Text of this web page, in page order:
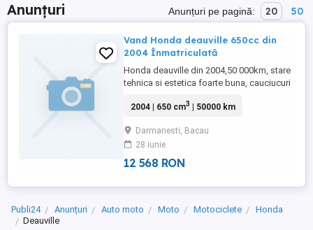
Anunțuri Anunțuri pe pagină: 20 50
Vand Honda deauville 650cc din
2004 Înmatriculată
Honda deauville din 2004,50 000km, stare
tehnica si estetica foarte buna, cauciucuri
2027.
2004 | 650 cm3 | 50000 km
Darmanesti, Bacau
28 iunie
12 568 RON
Publi24 Anunțuri Auto moto Moto Motociclete
Honda
Deauville